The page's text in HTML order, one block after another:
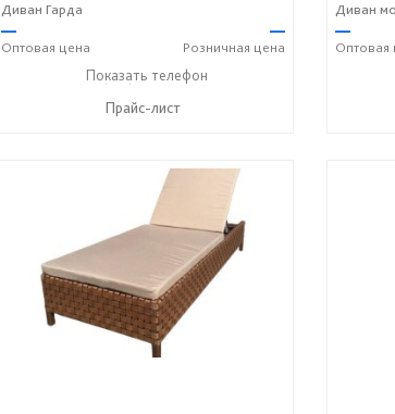
Диван Гарда
—
Оптовая цена
—
Розничная цена
+7 (917) 600-15-16
Показать телефон
Прайс-лист
Диван
—
Оптовая